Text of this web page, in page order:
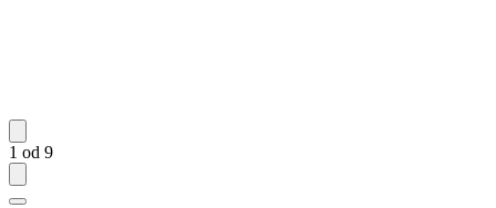
1 od 9